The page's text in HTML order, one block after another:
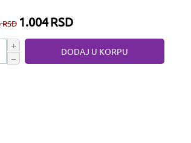
RSD 1.004RSD
+
−
DODAJ U KORPU